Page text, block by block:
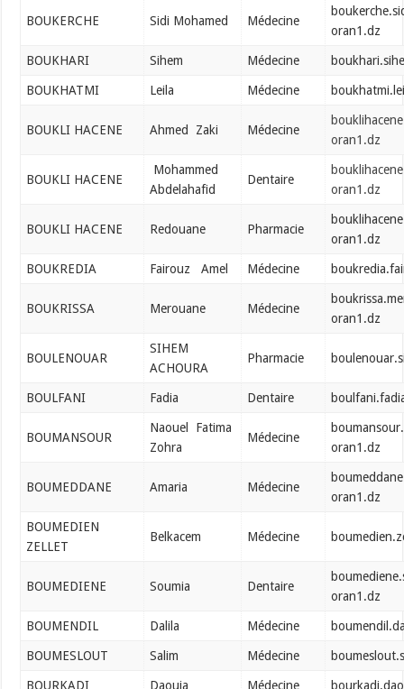
BOUKERCHE Sidi Mohamed Médecine
oran1.dz
BOUKHARI Sihem Médecine
BOUKHATMI Leila Médecine
BOUKLI HACENE Ahmed Zaki Médecine
oran1.dz
BOUKLI HACENE
Mohammed
Abdelahafid
Dentaire
oran1.dz
BOUKLI HACENE Redouane Pharmacie
oran1.dz
BOUKREDIA Fairouz Amel Médecine
BOUKRISSA Merouane Médecine
oran1.dz
BOULENOUAR
SIHEM
ACHOURA
Pharmacie
BOULFANI Fadia Dentaire
BOUMANSOUR
Naouel Fatima
Zohra
Médecine
oran1.dz
BOUMEDDANE Amaria Médecine
oran1.dz
BOUMEDIEN
ZELLET
Belkacem Médecine
BOUMEDIENE Soumia Dentaire
oran1.dz
BOUMENDIL Dalila Médecine
BOUMESLOUT Salim Médecine
BOURKADI Daouia Médecine